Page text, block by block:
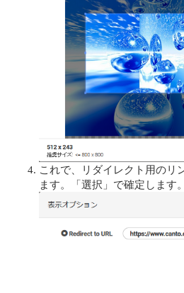
これで、リダイレクト用のリ
ます。「選択」で確定します。